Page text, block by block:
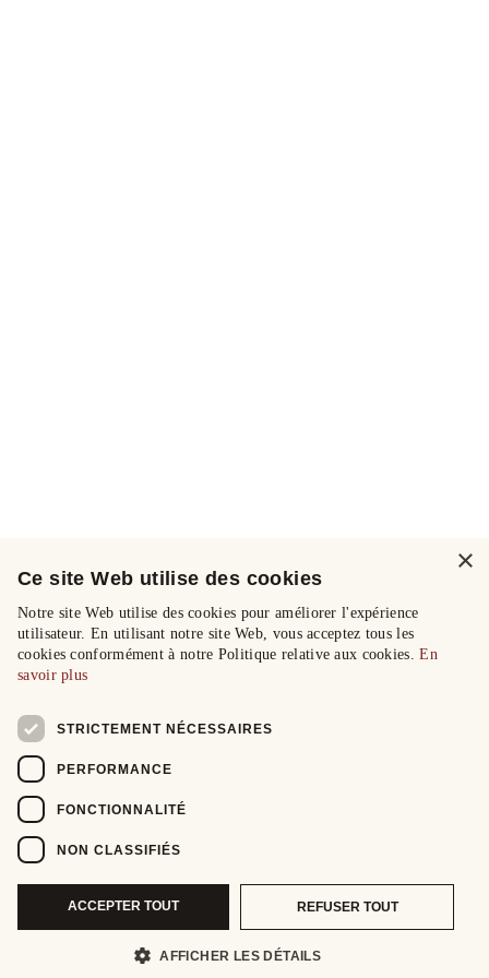
×
Ce site Web utilise des cookies
Notre site Web utilise des cookies pour améliorer l'expérience
utilisateur. En utilisant notre site Web, vous acceptez tous les
cookies conformément à notre Politique relative aux cookies.En
savoir plus
STRICTEMENT NÉCESSAIRES
PERFORMANCE
FONCTIONNALITÉ
NON CLASSIFIÉS
ACCEPTER TOUT REFUSER TOUT
AFFICHER LES DÉTAILS